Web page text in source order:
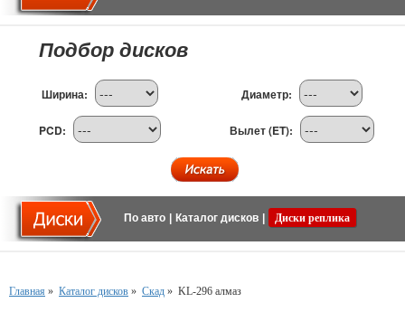
Подбор дисков
Ширина: Диаметр:
PCD: Вылет (ET):
По авто Каталог дисков Диски реплика
Главная » Каталог дисков » Скад » KL-296 алмаз